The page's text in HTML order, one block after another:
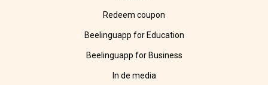
Redeem coupon
Beelinguapp for Education
Beelinguapp for Business
In de media